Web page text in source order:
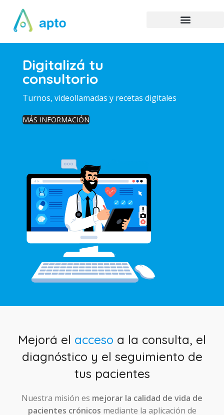
Digitalizá tu
consultorio
Turnos, videollamadas y recetas digitales
MÁS INFORMACIÓN
Mejorá el acceso a la consulta, el
diagnóstico y el seguimiento de
tus pacientes
Nuestra misión es mejorar la calidad de vida de
pacientes crónicos mediante la aplicación de